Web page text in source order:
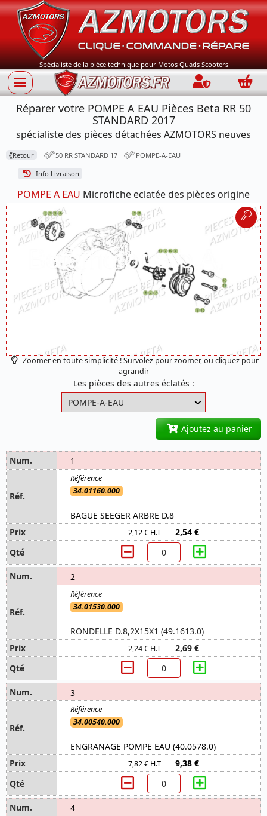
Spécialiste de la pièce technique pour Motos Quads Scooters
Connection
Réparer votre POMPE A EAU Pièces Beta RR 50
STANDARD 2017
spécialiste des pièces détachées AZMOTORS neuves
⟪Retour 50 RR STANDARD 17 POMPE-A-EAU
Info Livraison
POMPE A EAU Microfiche eclatée des pièces origine
Zoomer en toute simplicité ! Survolez pour zoomer, ou cliquez pour
agrandir
Les pièces des autres éclatés :
Ajoutez au panier
1
34.01160.000
BAGUE SEEGER ARBRE D.8
2,12 € H.T 2,54 €
2
34.01530.000
RONDELLE D.8,2X15X1 (49.1613.0)
2,24 € H.T 2,69 €
3
34.00540.000
ENGRANAGE POMPE EAU (40.0578.0)
7,82 € H.T 9,38 €
4